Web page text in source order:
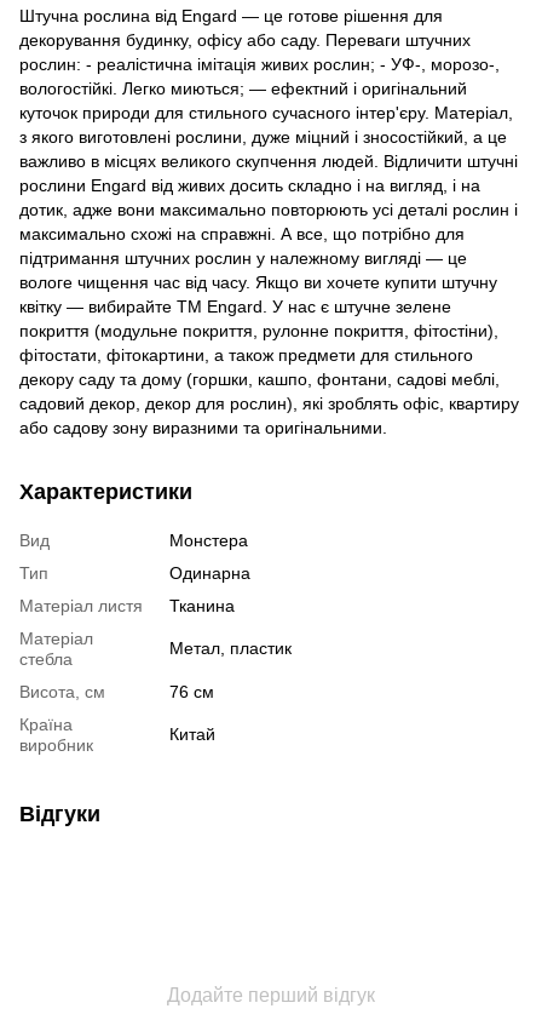
Штучна рослина від Engard — це готове рішення для
декорування будинку, офісу або саду. Переваги штучних
рослин: - реалістична імітація живих рослин; - УФ-, морозо-,
вологостійкі. Легко миються; — ефектний і оригінальний
куточок природи для стильного сучасного інтер'єру. Матеріал,
з якого виготовлені рослини, дуже міцний і зносостійкий, а це
важливо в місцях великого скупчення людей. Відличити штучні
рослини Engard від живих досить складно і на вигляд, і на
дотик, адже вони максимально повторюють усі деталі рослин і
максимально схожі на справжні. А все, що потрібно для
підтримання штучних рослин у належному вигляді — це
вологе чищення час від часу. Якщо ви хочете купити штучну
квітку — вибирайте ТМ Engard. У нас є штучне зелене
покриття (модульне покриття, рулонне покриття, фітостіни),
фітостати, фітокартини, а також предмети для стильного
декору саду та дому (горшки, кашпо, фонтани, садові меблі,
садовий декор, декор для рослин), які зроблять офіс, квартиру
або садову зону виразними та оригінальними.
Характеристики
Вид
Монстера
Тип
Одинарна
Матеріал листя
Тканина
Матеріал
стебла
Метал, пластик
Висота, см
76 см
Країна
виробник
Китай
Відгуки
Додайте перший відгук